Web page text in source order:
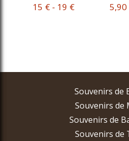
15 € - 19 € 5,90
Souvenirs de
Souvenirs de
Souvenirs de
Souvenirs de